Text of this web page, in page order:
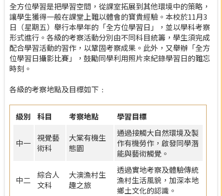
全方位學習是把學習空間，從課室拓展到其他環境中的策略，
讓學生獲得一般在課堂上難以體會的寶貴經驗。本校於11月3
日（星期五）舉行本學年的「全方位學習日」，並以學科考察
形式進行。各級的考察活動分別由不同科目統籌，學生須完成
配合學習活動的習作，以鞏固考察成果。此外，又舉辦「全方
位學習日攝影比賽」，鼓勵同學利用照片來紀錄學習日的難忘
時刻。
各級的考察地點及目標如下﹕
級別 科目 考察地點 學習目標
中一
視覺藝
術科
大棠有機生
態園
通過接觸大自然環境及製
作有機勞作，啟發同學潛
能與藝術觸覺。
中二
綜合人
文科
大澳漁村生
趣之旅
透過實地考察及體驗傳統
漁村生活風貌，加深本地
鄉土文化的認識。